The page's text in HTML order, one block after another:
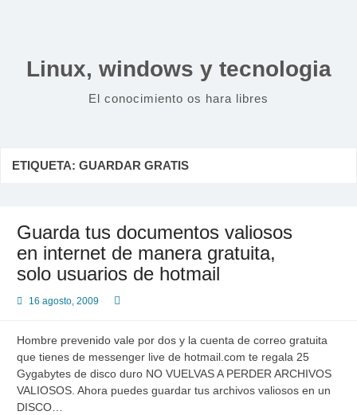
Linux, windows y tecnologia
El conocimiento os hara libres
ETIQUETA: GUARDAR GRATIS
Guarda tus documentos valiosos
en internet de manera gratuita,
solo usuarios de hotmail
16 agosto, 2009
Hombre prevenido vale por dos y la cuenta de correo gratuita
que tienes de messenger live de hotmail.com te regala 25
Gygabytes de disco duro NO VUELVAS A PERDER ARCHIVOS
VALIOSOS. Ahora puedes guardar tus archivos valiosos en un
DISCO…